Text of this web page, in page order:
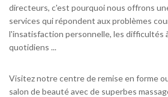
directeurs, c'est pourquoi nous offrons
services qui répondent aux problèmes
l'insatisfaction personnelle, les difficultés
quotidiens ...
Visitez notre centre de remise en forme
salon de beauté avec de superbes